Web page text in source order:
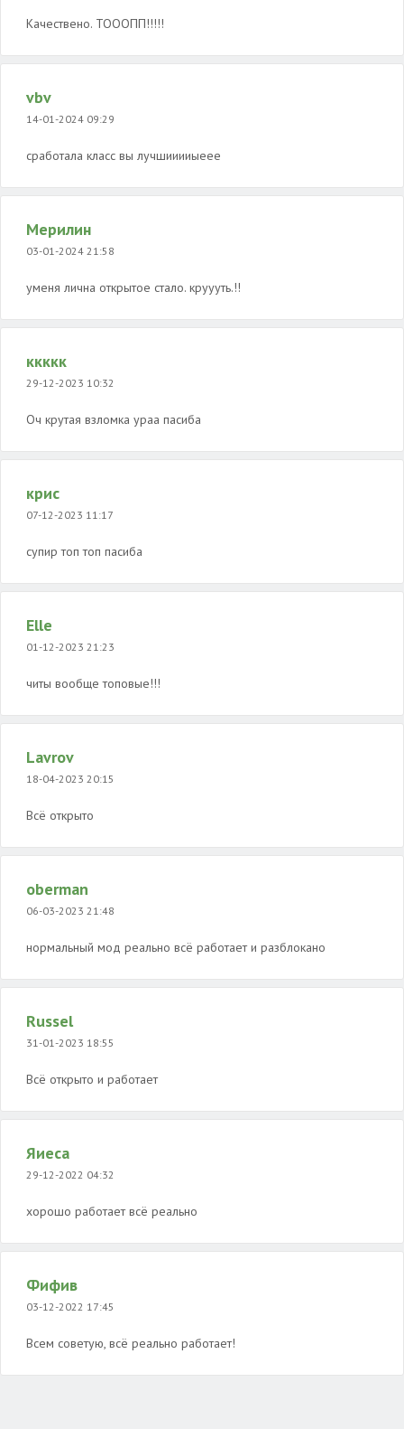
Качествено. ТОООПП!!!!!
vbv
14-01-2024 09:29
сработала класс вы лучшииииыеее
Мерилин
03-01-2024 21:58
уменя лична открытое стало. круууть.!!
ккккк
29-12-2023 10:32
Оч крутая взломка ураа пасиба
крис
07-12-2023 11:17
супир топ топ пасиба
Elle
01-12-2023 21:23
читы вообще топовые!!!
Lavrov
18-04-2023 20:15
Всё открыто
oberman
06-03-2023 21:48
нормальный мод реально всё работает и разблокано
Russel
31-01-2023 18:55
Всё открыто и работает
Яиеса
29-12-2022 04:32
хорошо работает всё реально
Фифив
03-12-2022 17:45
Всем советую, всё реально работает!